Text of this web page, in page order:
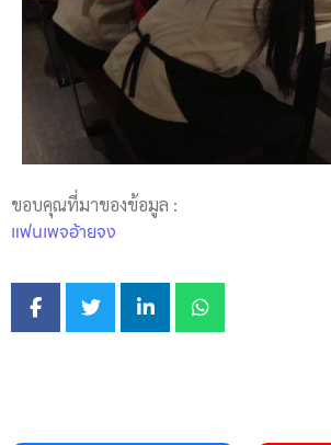
ขอบคุณที่มาของข้อมูล :
แฟนเพจอ้ายจง